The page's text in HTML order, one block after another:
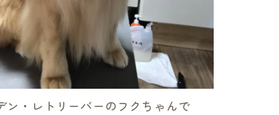
ン・レトリーバーのフクちゃんで